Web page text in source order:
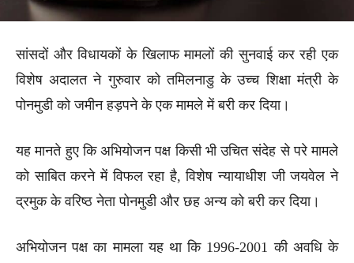
सांसदों और विधायकों के खिलाफ मामलों की सुनवाई कर रही एक
विशेष अदालत ने गुरुवार को तमिलनाडु के उच्च शिक्षा मंत्री के
पोनमुडी को जमीन हड़पने के एक मामले में बरी कर दिया।
यह मानते हुए कि अभियोजन पक्ष किसी भी उचित संदेह से परे मामले
को साबित करने में विफल रहा है, विशेष न्यायाधीश जी जयवेल ने
द्रमुक के वरिष्ठ नेता पोनमुडी और छह अन्य को बरी कर दिया।
अभियोजन पक्ष का मामला यह था कि 1996-2001 की अवधि के